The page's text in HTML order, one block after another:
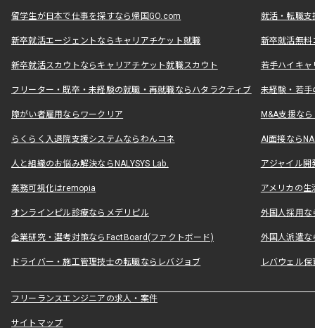
留学生が日本で仕事を探すなら帰国GO.com 就活・転職
新卒就活エージェントならキャリアチケット就職 新卒就活無料
新卒就活スカウトならキャリアチケット就職スカウト 若手ハイキ
フリーター・既卒・未経験の就職・再就職ならハタラクティブ 未経験・若手
障がい者雇用ならワークリア M&A支援な
らくらく入退院支援システムならわんコネ AI面接なら
人と組織のお悩み解決ならNALYSYS Lab. アジャイル
業務可視化はremopia アメリカの
オンラインピル診療ならメデリピル 外国人採用
企業研究・選考対策ならFactBoard(ファクトボード) 外国人派遣な
ドライバー・施工管理技士の転職ならレバジョブ レバウェル
フリーランスエンジニアの求人・案件
サイトマップ